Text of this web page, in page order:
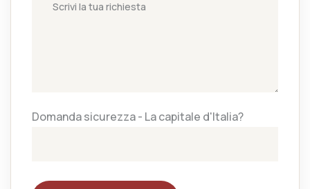
Domanda sicurezza - La capitale d'Italia?